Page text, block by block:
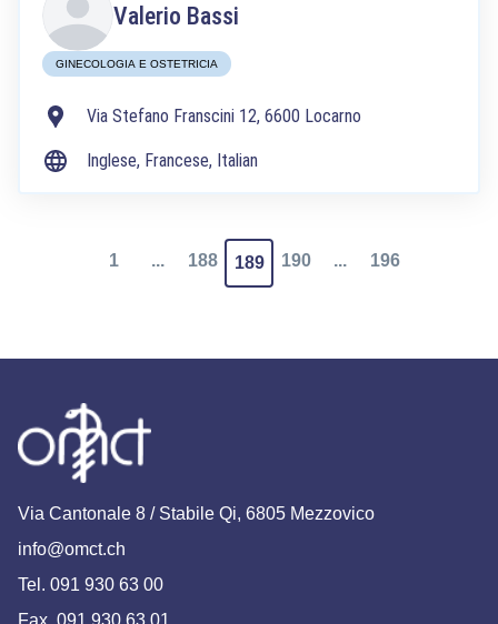
Valerio Bassi
GINECOLOGIA E OSTETRICIA
Via Stefano Franscini 12, 6600 Locarno
Inglese, Francese, Italian
1 ... 188 189 190 ... 196
Via Cantonale 8 / Stabile Qi, 6805 Mezzovico
info@omct.ch
Tel. 091 930 63 00
Fax. 091 930 63 01